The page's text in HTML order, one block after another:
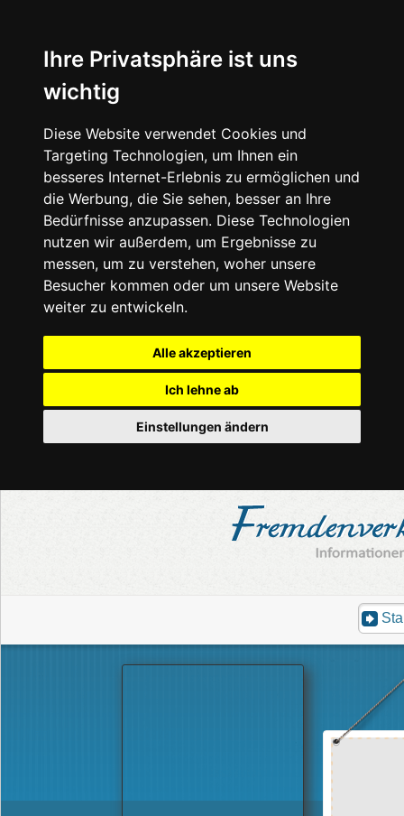
Ihre Privatsphäre ist uns
wichtig
Diese Website verwendet Cookies und
Targeting Technologien, um Ihnen ein
besseres Internet-Erlebnis zu ermöglichen und
die Werbung, die Sie sehen, besser an Ihre
Bedürfnisse anzupassen. Diese Technologien
nutzen wir außerdem, um Ergebnisse zu
messen, um zu verstehen, woher unsere
Besucher kommen oder um unsere Website
weiter zu entwickeln.
Alle akzeptieren
Ich lehne ab
Einstellungen ändern